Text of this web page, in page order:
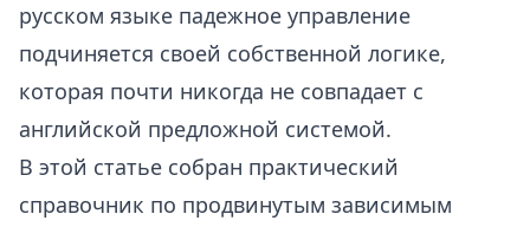
русском языке падежное управление
подчиняется своей собственной логике,
которая почти никогда не совпадает с
английской предложной системой.
В этой статье собран практический
справочник по продвинутым зависимым